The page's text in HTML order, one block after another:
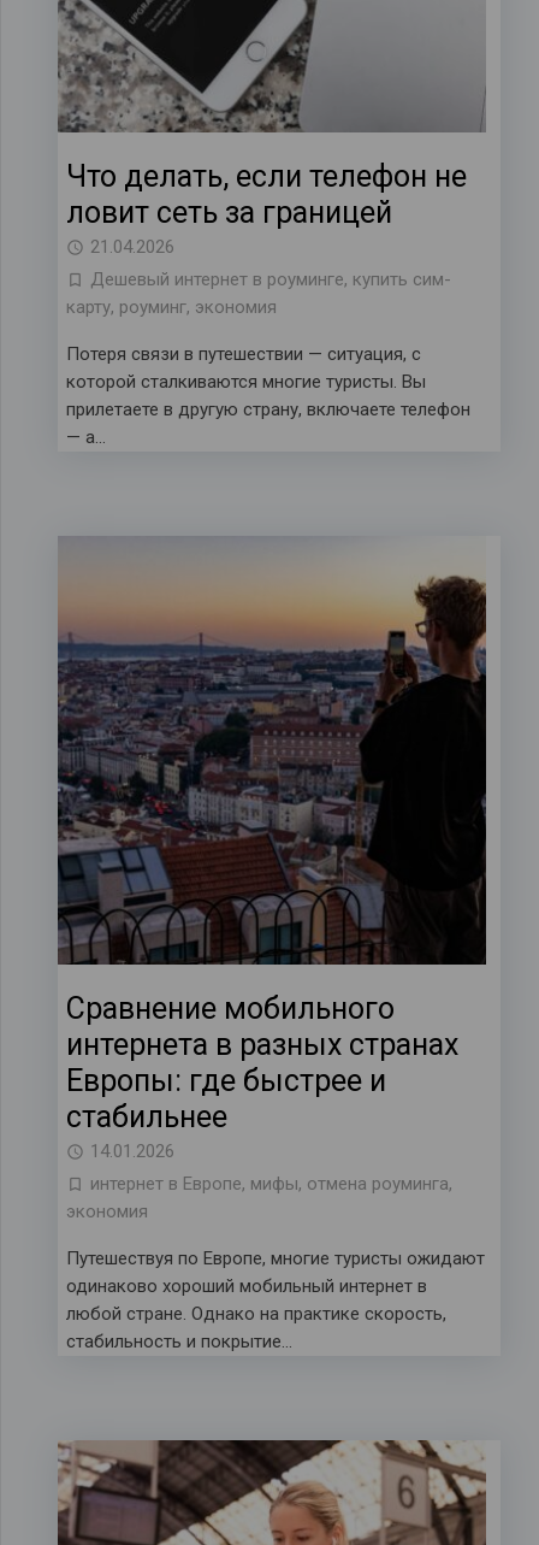
Что делать, если телефон не
ловит сеть за границей
21.04.2026
Дешевый интернет в роуминге, купить сим-
карту, роуминг, экономия
Потеря связи в путешествии — ситуация, с
которой сталкиваются многие туристы. Вы
прилетаете в другую страну, включаете телефон
— а…
Сравнение мобильного
интернета в разных странах
Европы: где быстрее и
стабильнее
14.01.2026
интернет в Европе, мифы, отмена роуминга,
экономия
Путешествуя по Европе, многие туристы ожидают
одинаково хороший мобильный интернет в
любой стране. Однако на практике скорость,
стабильность и покрытие…